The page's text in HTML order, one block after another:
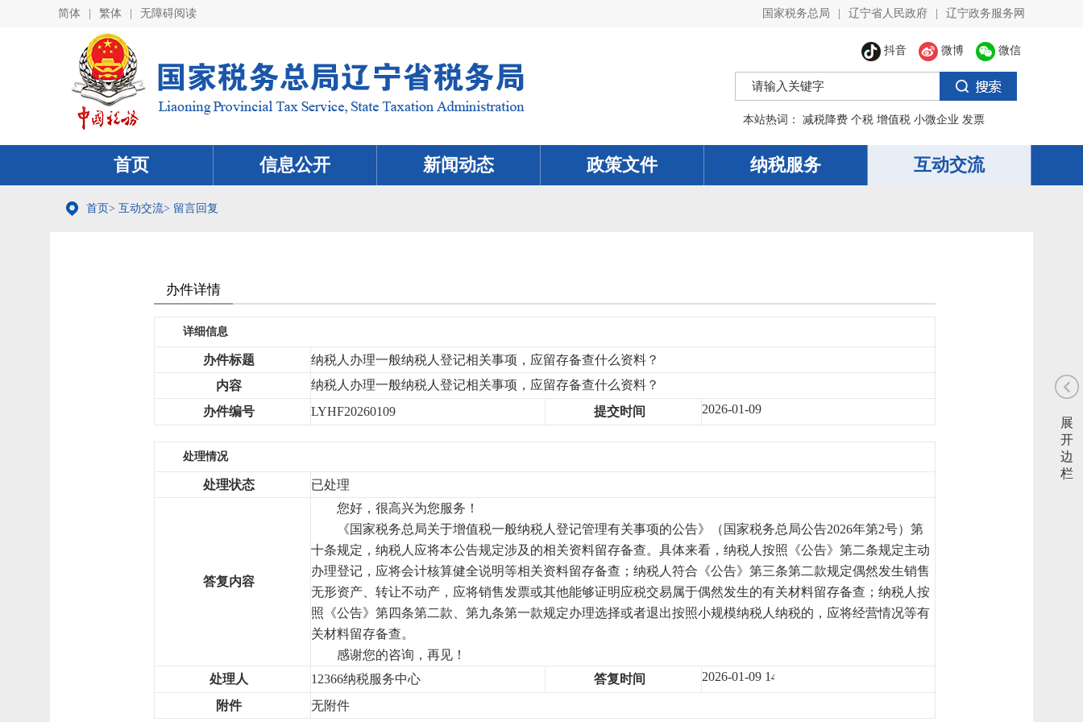
简体 繁体 无障碍阅读 国家税务总局 辽宁省人民政府 辽宁政务服务网
抖音 微博 微信
本站热词： 减税降费 个税 增值税 小微企业 发票
首页 信息公开 新闻动态 政策文件 纳税服务 互动交流
首页> 互动交流> 留言回复
办件详情
详细信息
办件标题
纳税人办理一般纳税人登记相关事项，应留存备查什么资料？
内容
纳税人办理一般纳税人登记相关事项，应留存备查什么资料？
办件编号
LYHF20260109 提交时间 2026-01-09
处理情况
处理状态 已处理
答复内容
您好，很高兴为您服务！
《国家税务总局关于增值税一般纳税人登记管理有关事项的公告》（国家税务总局公告2026年第2号）第
十条规定，纳税人应将本公告规定涉及的相关资料留存备查。具体来看，纳税人按照《公告》第二条规定主动
办理登记，应将会计核算健全说明等相关资料留存备查；纳税人符合《公告》第三条第二款规定偶然发生销售
无形资产、转让不动产，应将销售发票或其他能够证明应税交易属于偶然发生的有关材料留存备查；纳税人按
照《公告》第四条第二款、第九条第一款规定办理选择或者退出按照小规模纳税人纳税的，应将经营情况等有
关材料留存备查。
感谢您的咨询，再见！
处理人
12366纳税服务中心 答复时间 2026-01-09 14:28:15
附件 无附件
展
开
边
栏